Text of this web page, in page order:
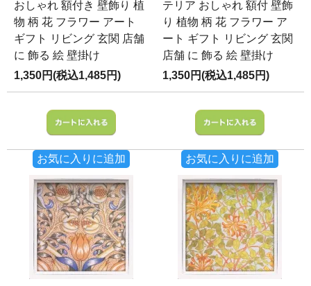
おしゃれ 額付き 壁飾り 植
物 柄 花 フラワー アート
ギフト リビング 玄関 店舗
に 飾る 絵 壁掛け
1,350円(税込1,485円)
お気に入りに追加
テリア おしゃれ 額付 壁飾
り 植物 柄 花 フラワー ア
ート ギフト リビング 玄関
店舗 に 飾る 絵 壁掛け
1,350円(税込1,485円)
お気に入りに追加